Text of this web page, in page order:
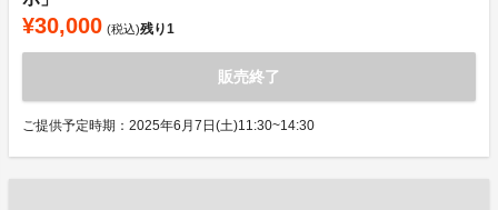
¥30,000 (税込)残り1
販売終了
ご提供予定時期：2025年6月7日(土)11:30~14:30